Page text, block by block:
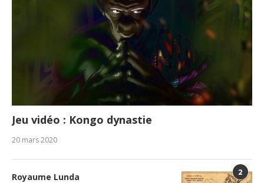
Jeu vidéo : Kongo dynastie
20 mars 2020
2
Royaume Lunda